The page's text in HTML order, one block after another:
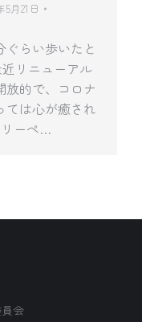
5月21日
らい歩いたと
リニューアル
放的で、コロナ
ては心が癒され
リーペ…
会